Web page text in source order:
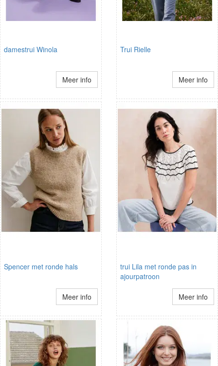
damestrui Winola
Meer info
Trui Rielle
Meer info
Spencer met ronde hals
Meer info
trui Lila met ronde pas in
ajourpatroon
Meer info